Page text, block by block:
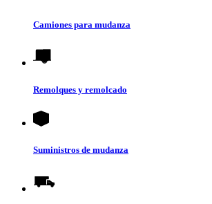
Camiones para mudanza
Remolques y remolcado
Suministros de mudanza